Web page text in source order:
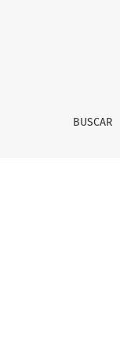
BUSCAR